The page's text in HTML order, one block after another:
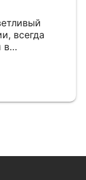
всегда
в